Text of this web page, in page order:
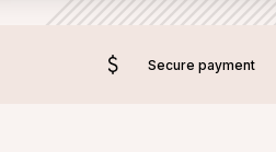
Secure payment